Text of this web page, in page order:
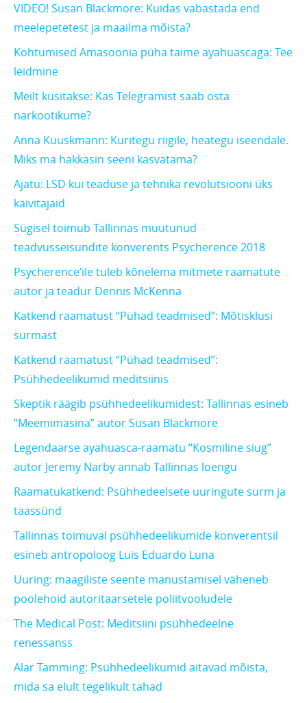
VIDEO! Susan Blackmore: Kuidas vabastada end
meelepetetest ja maailma mõista?
Kohtumised Amasoonia püha taime ayahuascaga: Tee
leidmine
Meilt küsitakse: Kas Telegramist saab osta
narkootikume?
Anna Kuuskmann: Kuritegu riigile, heategu iseendale.
Miks ma hakkasin seeni kasvatama?
Ajatu: LSD kui teaduse ja tehnika revolutsiooni üks
käivitajaid
Sügisel toimub Tallinnas muutunud
teadvusseisundite konverents Psycherence 2018
Psycherence’ile tuleb kõnelema mitmete raamatute
autor ja teadur Dennis McKenna
Katkend raamatust “Pühad teadmised”: Mõtisklusi
surmast
Katkend raamatust “Pühad teadmised”:
Psühhedeelikumid meditsiinis
Skeptik räägib psühhedeelikumidest: Tallinnas esineb
“Meemimasina” autor Susan Blackmore
Legendaarse ayahuasca-raamatu “Kosmiline siug”
autor Jeremy Narby annab Tallinnas loengu
Raamatukatkend: Psühhedeelsete uuringute surm ja
taassünd
Tallinnas toimuval psühhedeelikumide konverentsil
esineb antropoloog Luis Eduardo Luna
Uuring: maagiliste seente manustamisel väheneb
poolehoid autoritaarsetele poliitvooludele
The Medical Post: Meditsiini psühhedeelne
renessanss
Alar Tamming: Psühhedeelikumid aitavad mõista,
mida sa elult tegelikult tahad